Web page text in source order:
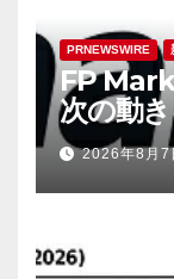
PRNEWSWIRE
FP
次の動
つ円
2026年8月7